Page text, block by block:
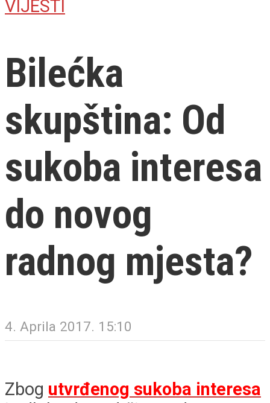
VIJESTI
Bilećka
skupština: Od
sukoba interesa
do novog
radnog mjesta?
4. Aprila 2017. 15:10
Zbog utvrđenog sukoba interesa